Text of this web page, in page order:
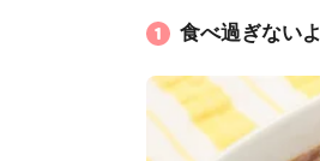
食べ過ぎない